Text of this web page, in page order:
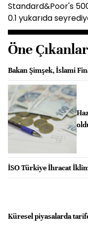
Standard&Poor's
0.1 yukarıda
Öne Çıkanlar
Bakan Şimşek, İslami
İSO Türkiye İhracat
Küresel piyasalarda